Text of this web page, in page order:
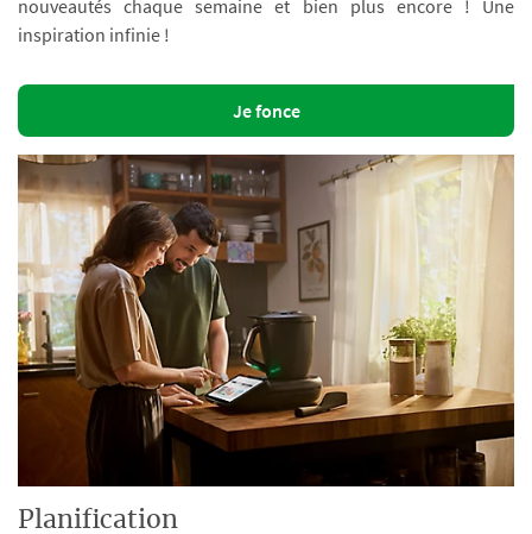
nouveautés chaque semaine et bien plus encore ! Une
inspiration infinie !
Je fonce
Planification